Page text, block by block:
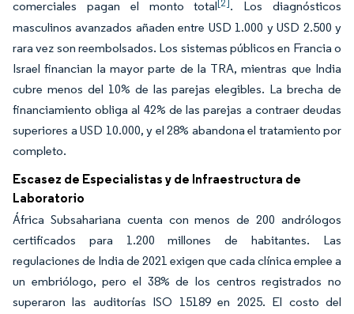
comerciales pagan el monto total
. Los diagnósticos
masculinos avanzados añaden entre USD 1.000 y USD 2.500 y
rara vez son reembolsados. Los sistemas públicos en Francia o
Israel financian la mayor parte de la TRA, mientras que India
cubre menos del 10% de las parejas elegibles. La brecha de
financiamiento obliga al 42% de las parejas a contraer deudas
superiores a USD 10.000, y el 28% abandona el tratamiento por
completo.
Escasez de Especialistas y de Infraestructura de
Laboratorio
África Subsahariana cuenta con menos de 200 andrólogos
certificados para 1.200 millones de habitantes. Las
regulaciones de India de 2021 exigen que cada clínica emplee a
un embriólogo, pero el 38% de los centros registrados no
superaron las auditorías ISO 15189 en 2025. El costo del